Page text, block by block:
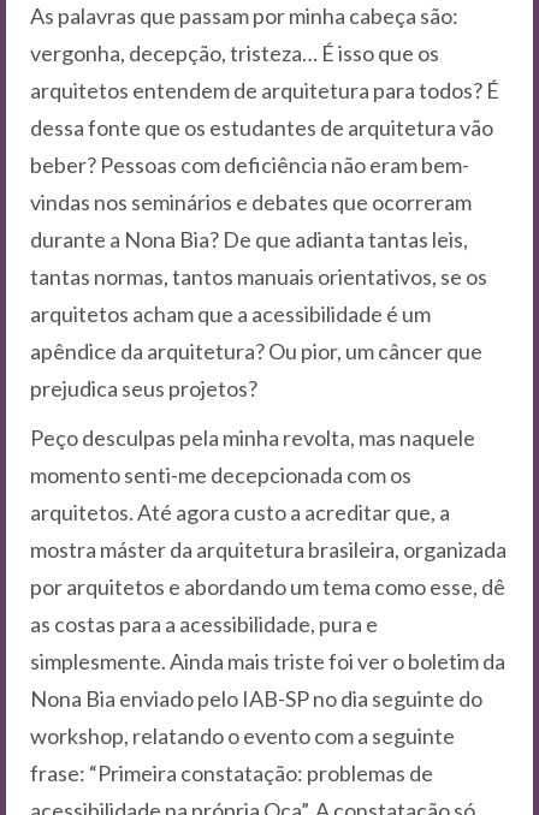
As palavras que passam por minha cabeça são:
vergonha, decepção, tristeza… É isso que os
arquitetos entendem de arquitetura para todos? É
dessa fonte que os estudantes de arquitetura vão
beber? Pessoas com deficiência não eram bem-
vindas nos seminários e debates que ocorreram
durante a Nona Bia? De que adianta tantas leis,
tantas normas, tantos manuais orientativos, se os
arquitetos acham que a acessibilidade é um
apêndice da arquitetura? Ou pior, um câncer que
prejudica seus projetos?
Peço desculpas pela minha revolta, mas naquele
momento senti-me decepcionada com os
arquitetos. Até agora custo a acreditar que, a
mostra máster da arquitetura brasileira, organizada
por arquitetos e abordando um tema como esse, dê
as costas para a acessibilidade, pura e
simplesmente. Ainda mais triste foi ver o boletim da
Nona Bia enviado pelo IAB-SP no dia seguinte do
workshop, relatando o evento com a seguinte
frase: “Primeira constatação: problemas de